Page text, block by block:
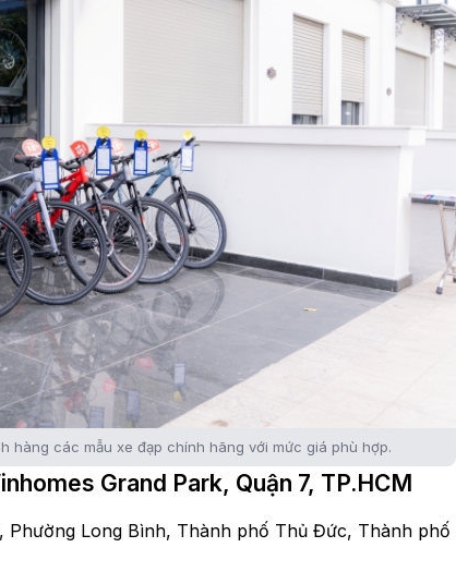
hàng các mẫu xe đạp chính hãng với mức giá phù hợp.
Grand Park, Quận 7, TP.HCM
Phường Long Bình, Thành phố Thủ Đức, Thành phố